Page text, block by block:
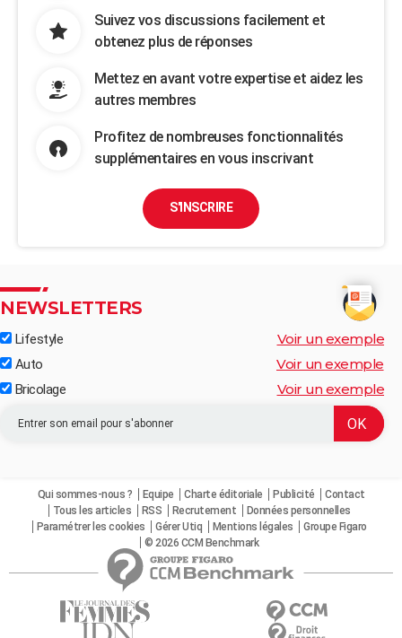
Suivez vos discussions facilement et
obtenez plus de réponses
Mettez en avant votre expertise et aidez les
autres membres
Profitez de nombreuses fonctionnalités
supplémentaires en vous inscrivant
S'INSCRIRE
NEWSLETTERS
Lifestyle Voir un exemple
Auto Voir un exemple
Bricolage Voir un exemple
Qui sommes-nous ? Equipe Charte éditoriale Publicité
Contact
Tous les articles
RSS Recrutement
Données personnelles
Paramétrer les cookies
Gérer Utiq Mentions légales
Groupe Figaro
© 2026 CCM Benchmark